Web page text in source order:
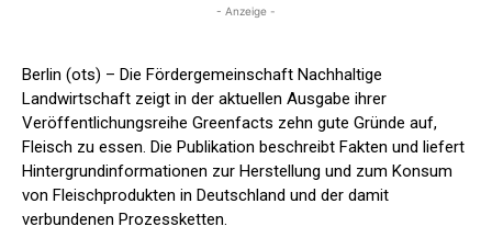
- Anzeige -
Berlin (ots) – Die Fördergemeinschaft Nachhaltige
Landwirtschaft zeigt in der aktuellen Ausgabe ihrer
Veröffentlichungsreihe Greenfacts zehn gute Gründe auf,
Fleisch zu essen. Die Publikation beschreibt Fakten und liefert
Hintergrundinformationen zur Herstellung und zum Konsum
von Fleischprodukten in Deutschland und der damit
verbundenen Prozessketten.